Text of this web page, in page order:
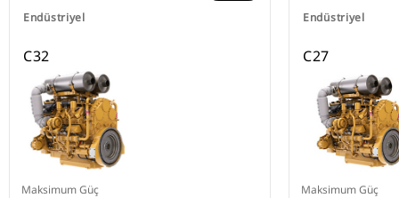
Endüstriyel
C32
Maksimum Güç
Endüstriyel
C27
Maksimum Güç